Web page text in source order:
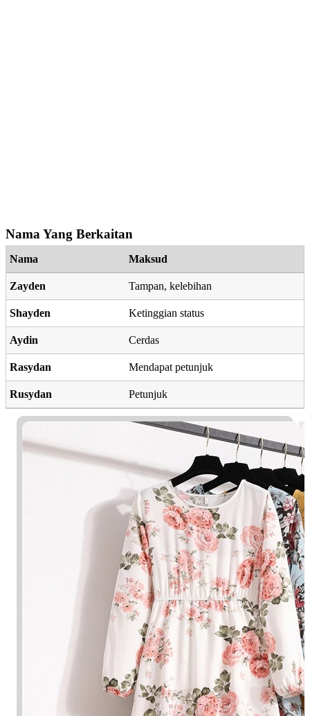
Nama Yang Berkaitan
Nama Maksud
Zayden Tampan, kelebihan
Shayden Ketinggian status
Aydin Cerdas
Rasydan Mendapat petunjuk
Rusydan Petunjuk